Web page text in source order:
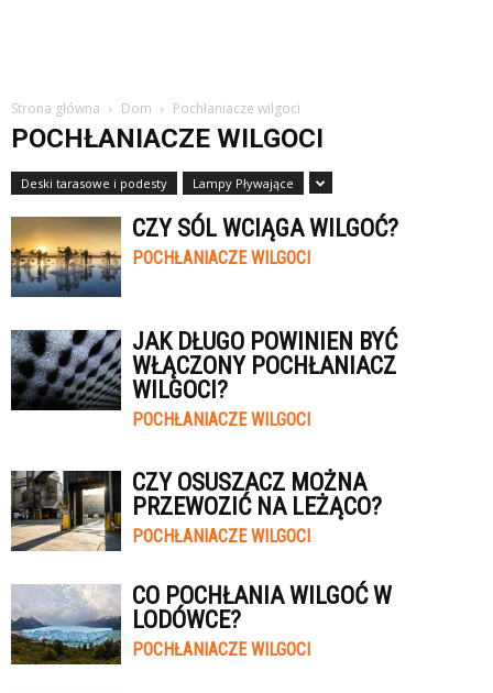
Strona główna Dom Pochłaniacze wilgoci
POCHŁANIACZE WILGOCI
Deski tarasowe i podesty Lampy Pływające
CZY SÓL WCIĄGA WILGOĆ?
POCHŁANIACZE WILGOCI
JAK DŁUGO POWINIEN BYĆ
WŁĄCZONY POCHŁANIACZ
WILGOCI?
POCHŁANIACZE WILGOCI
CZY OSUSZACZ MOŻNA
PRZEWOZIĆ NA LEŻĄCO?
POCHŁANIACZE WILGOCI
CO POCHŁANIA WILGOĆ W
LODÓWCE?
POCHŁANIACZE WILGOCI